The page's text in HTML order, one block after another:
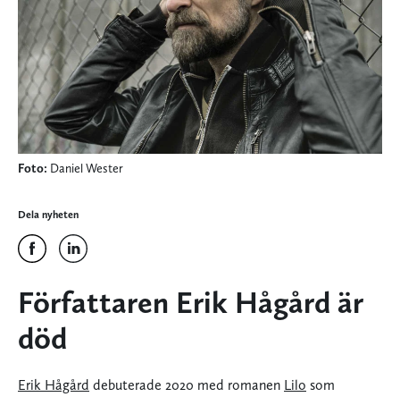
Foto: Daniel Wester
Dela nyheten
Författaren Erik Hågård är
död
Erik Hågård debuterade 2020 med romanen Lilo som